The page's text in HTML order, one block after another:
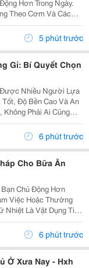
Hơn Trong Ngày.
Theo Cơm Và Các
Phù Hợp Với Nhiều
5 phút trước
Gỉ: Bí Quyết Chọn
Nhiều Người Lựa
Độ Bền Cao Và An
Không Phải Ai Cũng
Ưu Điểm Gì Và Cách
Bài Viết Dưới Đây Sẽ...
6 phút trước
Cho Bữa Ăn
Chủ Động Hơn
Việc Hoặc Thường
Nhiệt Là Vật Dụng Tiện
Trong Cùng Một Sản
Chọn Hộp 6 phút trước
Ở Xưa Nay - Hxh